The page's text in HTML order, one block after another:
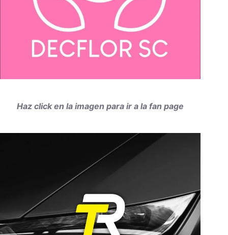
Haz click en la imagen para ir a la fan page